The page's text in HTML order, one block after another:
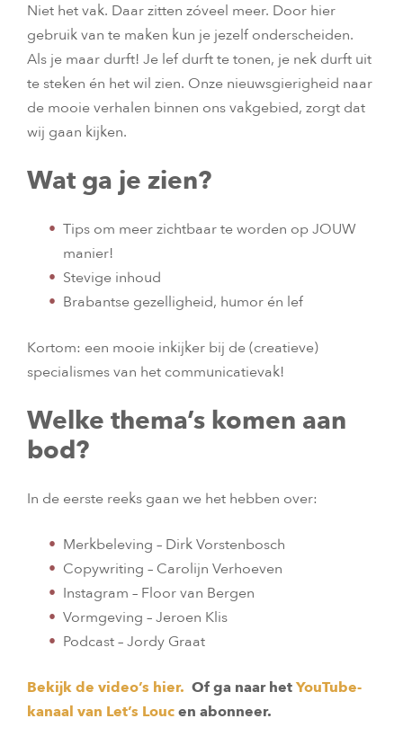
Niet het vak. Daar zitten zóveel meer. Door hier
gebruik van te maken kun je jezelf onderscheiden.
Als je maar durft! Je lef durft te tonen, je nek durft uit
te steken én het wil zien. Onze nieuwsgierigheid naar
de mooie verhalen binnen ons vakgebied, zorgt dat
wij gaan kijken.
Wat ga je zien?
Tips om meer zichtbaar te worden op JOUW
manier!
Stevige inhoud
Brabantse gezelligheid, humor én lef
Kortom: een mooie inkijker bij de (creatieve)
specialismes van het communicatievak!
Welke thema’s komen aan
bod?
In de eerste reeks gaan we het hebben over:
Merkbeleving – Dirk Vorstenbosch
Copywriting – Carolijn Verhoeven
Instagram – Floor van Bergen
Vormgeving – Jeroen Klis
Podcast – Jordy Graat
Bekijk de video’s hier. Of ga naar hetYouTube-
kanaal van Let’s Loucen abonneer.